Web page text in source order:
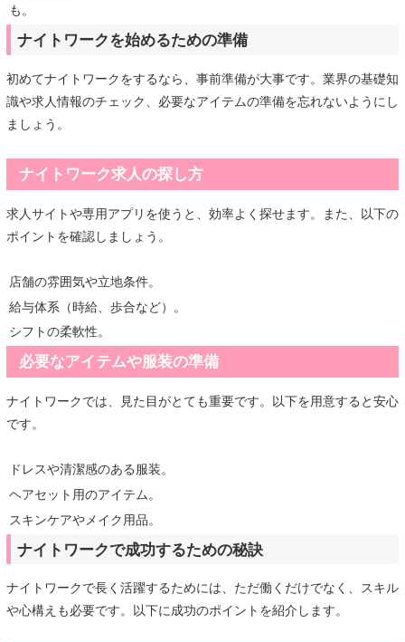
も。
ナイトワークを始めるための準備
初めてナイトワークをするなら、事前準備が大事です。業界の基礎知
識や求人情報のチェック、必要なアイテムの準備を忘れないようにし
ましょう。
ナイトワーク求人の探し方
求人サイトや専用アプリを使うと、効率よく探せます。また、以下の
ポイントを確認しましょう。
店舗の雰囲気や立地条件。
給与体系（時給、歩合など）。
シフトの柔軟性。
必要なアイテムや服装の準備
ナイトワークでは、見た目がとても重要です。以下を用意すると安心
です。
ドレスや清潔感のある服装。
ヘアセット用のアイテム。
スキンケアやメイク用品。
ナイトワークで成功するための秘訣
ナイトワークで長く活躍するためには、ただ働くだけでなく、スキル
や心構えも必要です。以下に成功のポイントを紹介します。